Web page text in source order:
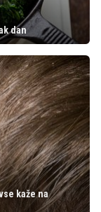
dan
kaže na